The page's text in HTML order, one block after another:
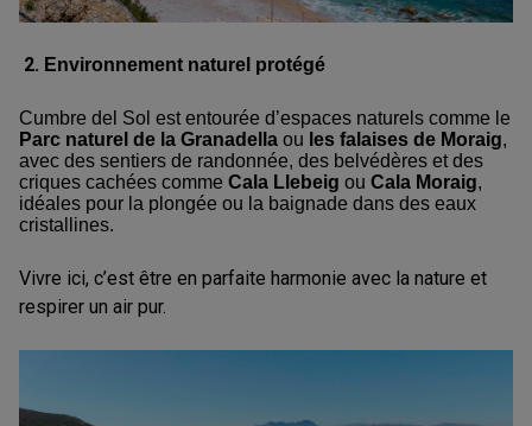
2. Environnement naturel protégé
Cumbre del Sol est entourée d’espaces naturels comme le
Parc naturel de la Granadella ou les falaises de Moraig,
avec des sentiers de randonnée, des belvédères et des
criques cachées comme Cala Llebeig ou Cala Moraig,
idéales pour la plongée ou la baignade dans des eaux
cristallines.
Vivre ici, c’est être en parfaite harmonie avec la nature et
respirer un air pur.